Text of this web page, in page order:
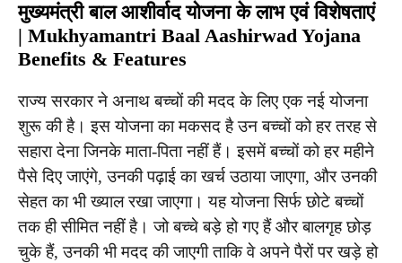
मुख्यमंत्री बाल आशीर्वाद योजना के लाभ एवं विशेषताएं
| Mukhyamantri Baal Aashirwad Yojana
Benefits & Features
राज्य सरकार ने अनाथ बच्चों की मदद के लिए एक नई योजना
शुरू की है। इस योजना का मकसद है उन बच्चों को हर तरह से
सहारा देना जिनके माता-पिता नहीं हैं। इसमें बच्चों को हर महीने
पैसे दिए जाएंगे, उनकी पढ़ाई का खर्च उठाया जाएगा, और उनकी
सेहत का भी ख्याल रखा जाएगा। यह योजना सिर्फ छोटे बच्चों
तक ही सीमित नहीं है। जो बच्चे बड़े हो गए हैं और बालगृह छोड़
चुके हैं, उनकी भी मदद की जाएगी ताकि वे अपने पैरों पर खड़े हो